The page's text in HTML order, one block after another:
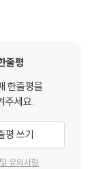
허용하는 계획을 2
교와 양심의 자유
점이 우리 사회에
에서, 인권운동과
고도 말할 수 있
을 것이다. 노무현
에 유엔 사무총장
직전 및 도중에
양심적 병역ㆍ집
법의 병역기피죄
회에 거의 알려지
’ 담론의 지배력에
(非)국민적 병역기
가득 채울 정도로
줄평
한줄평을
주세요.
평 쓰기
유의사항